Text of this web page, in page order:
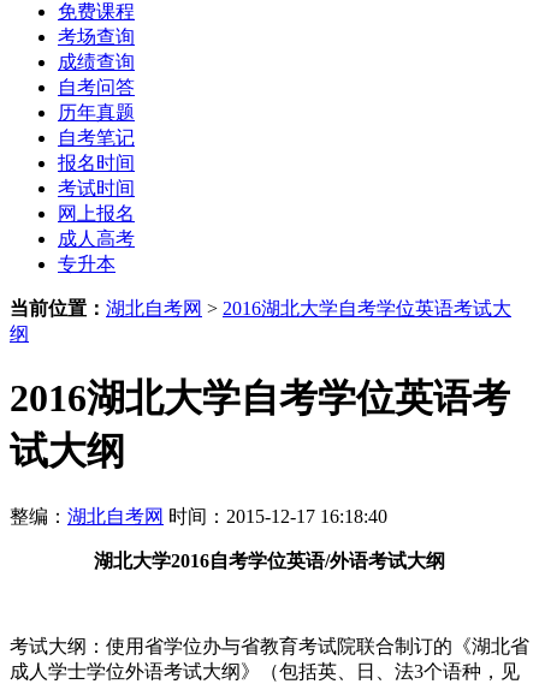
免费课程
考场查询
成绩查询
自考问答
历年真题
自考笔记
报名时间
考试时间
网上报名
成人高考
专升本
当前位置： 湖北自考网 > 2016湖北大学自考学位英语考试大
纲
2016湖北大学自考学位英语考
试大纲
整编： 湖北自考网 时间：2015-12-17 16:18:40
湖北大学2016自考学位英语/外语考试大纲
考试大纲：使用省学位办与省教育考试院联合制订的《湖北省
成人学士学位外语考试大纲》（包括英、日、法3个语种，见